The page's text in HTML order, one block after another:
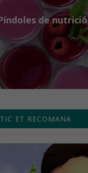
de nutrició
ET RECOMANA